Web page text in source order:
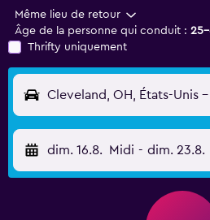
Même lieu de retour
Âge de la personne qui conduit : 25-
Thrifty uniquement
dim. 16.8. Midi - dim. 23.8.